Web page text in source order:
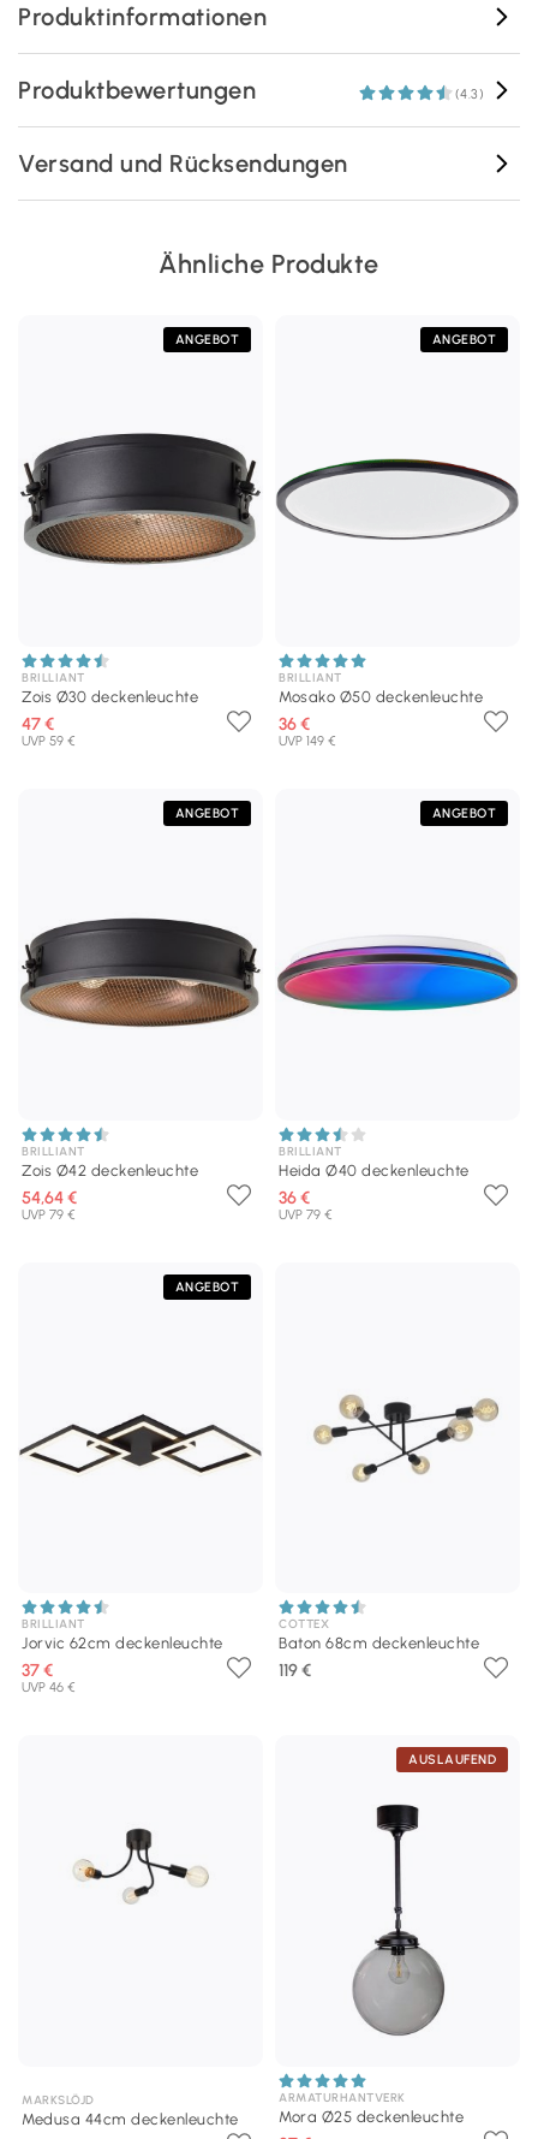
Produktinformationen
Produktbewertungen (4.3)
Versand und Rücksendungen
Ähnliche Produkte
ANGEBOT
BRILLIANT
Zois Ø30 deckenleuchte
47 €
UVP 59 €
ANGEBOT
BRILLIANT
Mosako Ø50 deckenleuchte
36 €
UVP 149 €
ANGEBOT
BRILLIANT
Zois Ø42 deckenleuchte
54,64 €
UVP 79 €
ANGEBOT
BRILLIANT
Heida Ø40 deckenleuchte
36 €
UVP 79 €
ANGEBOT
BRILLIANT
Jorvic 62cm deckenleuchte
37 €
UVP 46 €
COTTEX
Baton 68cm deckenleuchte
119 €
MARKSLÖJD
Medusa 44cm deckenleuchte
AUSLAUFEND
ARMATURHANTVERK
Mora Ø25 deckenleuchte